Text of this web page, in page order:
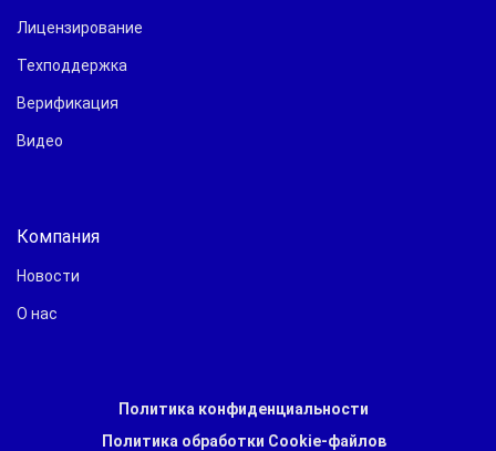
Лицензирование
Техподдержка
Верификация
Видео
Компания
Новости
О нас
Политика конфиденциальности
Политика обработки Cookie-файлов